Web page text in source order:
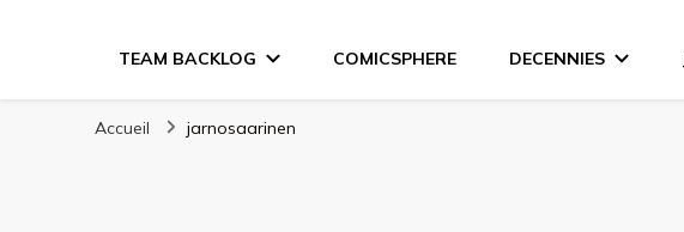
TEAM BACKLOG COMICSPHERE DECENNIES
Accueil jarnosaarinen